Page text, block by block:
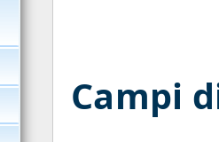
Campi